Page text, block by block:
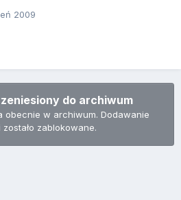
2009
do archiwum
obecnie w archiwum. Dodawanie
zablokowane.